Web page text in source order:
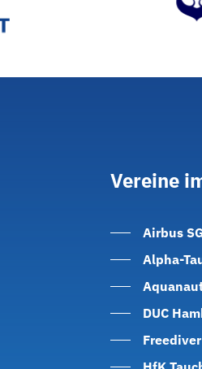
Vereine
Airbus
Alpha-
DUC